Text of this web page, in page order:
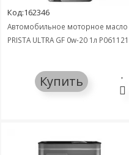
Код:162346
Автомобильное моторное масло
PRISTA ULTRA GF 0w-20 1л P061121
Купить